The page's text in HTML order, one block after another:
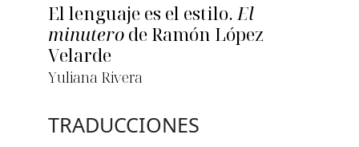
El lenguaje es el estilo. El
minutero de Ramón López
Velarde
Yuliana Rivera
TRADUCCIONES